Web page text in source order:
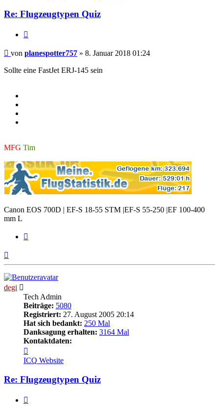
Re: Flugzeugtypen Quiz
Beitrag
von planespotter757 » 8. Januar 2018 01:24
Sollte eine FastJet ERJ-145 sein
MFG Tim
Canon EOS 700D | EF-S 18-55 STM |EF-S 55-250 |EF 100-400
mm L
degi
Tech Admin
Beiträge: 5080
Registriert: 27. August 2005 20:14
Hat sich bedankt: 250 Mal
Danksagung erhalten: 3164 Mal
Kontaktdaten:
von
degi
ICQ Website
Re: Flugzeugtypen Quiz